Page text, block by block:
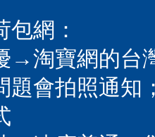
包網：
→淘寶網的台
題會拍照通知